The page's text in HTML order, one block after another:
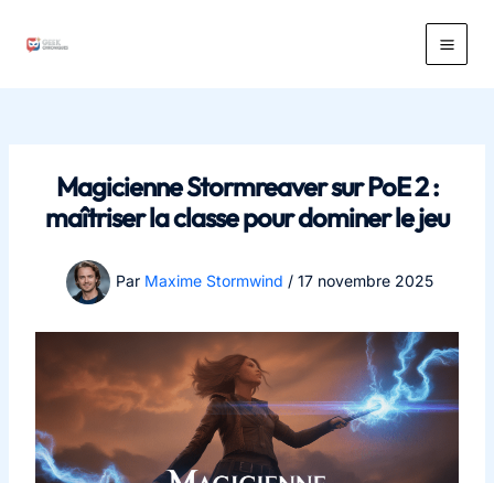
Main
Magicienne Stormreaver sur PoE 2 :
maîtriser la classe pour dominer le jeu
Par Maxime Stormwind / 17 novembre 2025